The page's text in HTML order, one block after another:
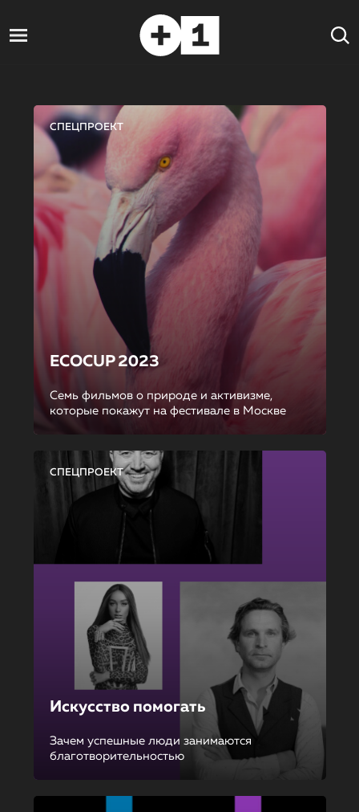
СПЕЦПРОЕКТ
ECOCUP 2023
Семь фильмов о природе и активизме,
которые покажут на фестивале в Москве
СПЕЦПРОЕКТ
Искусство помогать
Зачем успешные люди занимаются
благотворительностью